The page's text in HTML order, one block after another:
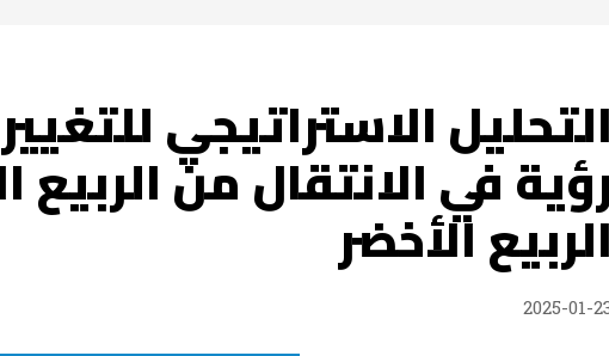
التحليل الاستراتيجي
رؤية في الانتقال من الربيع
الربيع الأخضر
2025-01-